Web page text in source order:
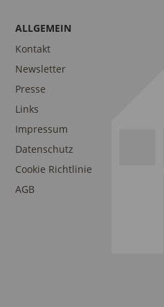
ALLGEMEIN
Kontakt
Newsletter
Presse
Links
Impressum
Datenschutz
Cookie Richtlinie
AGB